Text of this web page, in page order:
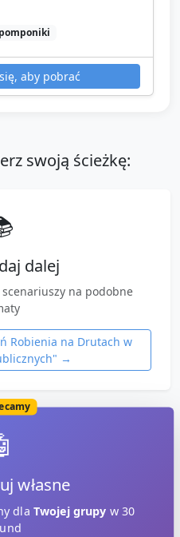
pomponiki
aby pobrać
swoją ścieżkę:
dalej
na podobne
Robienia na Drutach w
" →
własne
dla Twojej grupy w 30